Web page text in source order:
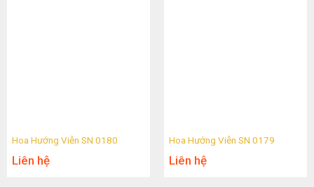
Hoa Hướng Viễn SN 0180
Liên hệ
Hoa Hướng Viễn SN 0179
Liên hệ